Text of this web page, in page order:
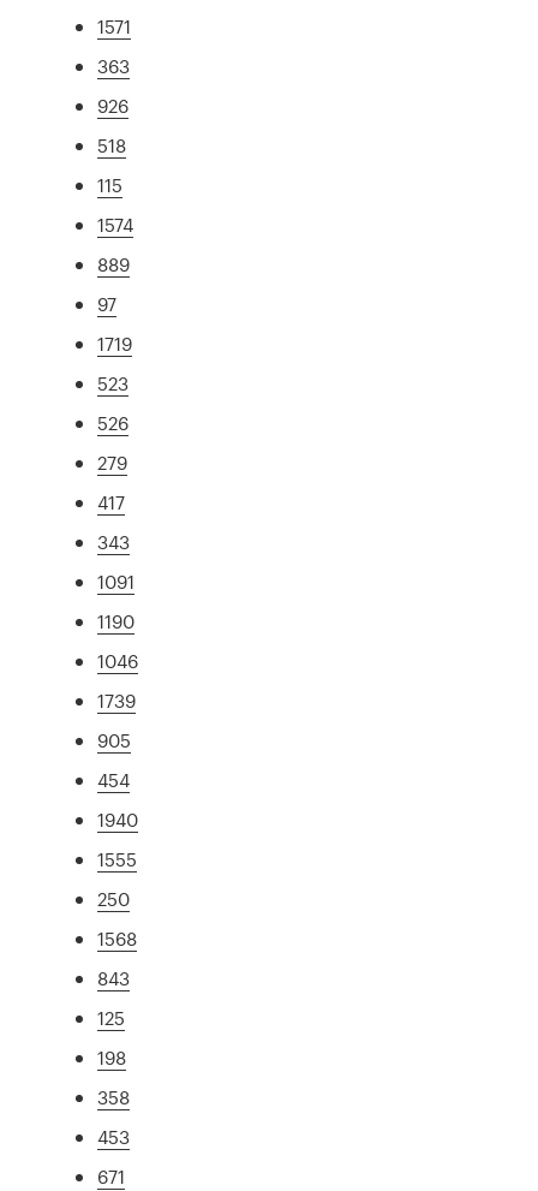
1571
363
926
518
115
1574
889
97
1719
523
526
279
417
343
1091
1190
1046
1739
905
454
1940
1555
250
1568
843
125
198
358
453
671